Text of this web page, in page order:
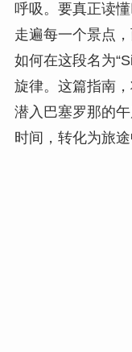
呼吸。要真正读
走遍每一个景点
如何在这段名为
旋律。这篇指南
潜入巴塞罗那的
时间，转化为旅